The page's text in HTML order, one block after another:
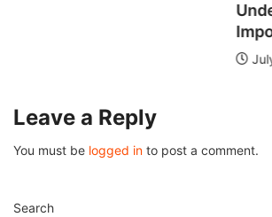
Understanding Fire Hydrant
Leave a Reply
You must be logged in to post a comment.
Search